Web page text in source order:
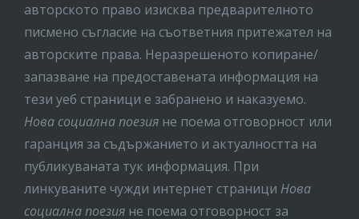
авторското право изисква предварителното
писмено съгласие на съответния притежател на
авторските права. Неразрешеното копиране/
запазване на предоставената информация на
тези уеб страници е забранено и наказуемо.
Нова социална поезия не поема отговорност или
гаранция за съдържанието и актуалността на
публикуваната тук информация. При
линкуваните чужди интернет страници Нова
социална поезия не поема отговорност за